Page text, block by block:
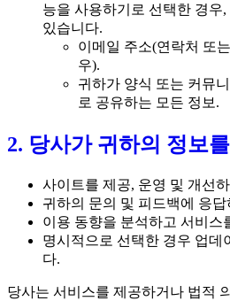
능을 사용하기로 선택한 경우
있습니다.
이메일 주소(연락처 또
우).
귀하가 양식 또는 커뮤
로 공유하는 모든 정보.
2. 당사가 귀하의 정보
사이트를 제공, 운영 및 개선
귀하의 문의 및 피드백에 응답
이용 동향을 분석하고 서비스
명시적으로 선택한 경우 업데
다.
당사는 서비스를 제공하거나 법적